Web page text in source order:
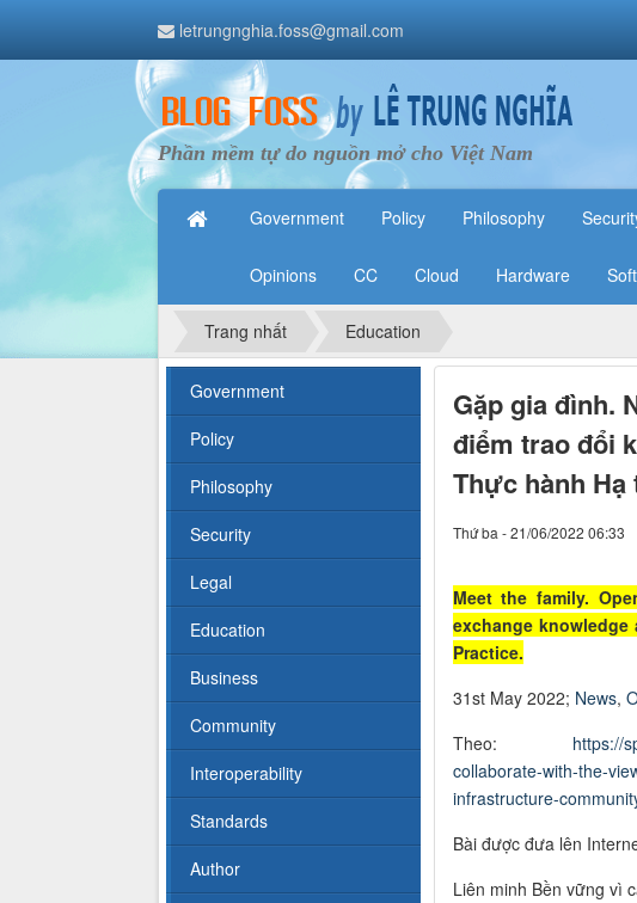
letrungnghia.foss@gmail.com
Phần mềm tự do nguồn mở cho Việt Nam
Government Policy Philosophy
Opinions CC Cloud Hardware
Trang nhất Education
Gặp gia đình.
điểm trao đổi
Thực hành Hạ
Thứ ba - 21/06/2022 06:33
Meet the family.
exchange
Practice.
31st May 2022; News,
Theo: https://
collaborate-with-the-
infrastructure-
Bài được đưa lên
Liên minh Bền vững vì
Government
Policy
Philosophy
Security
Legal
Education
Business
Community
Interoperability
Standards
Author